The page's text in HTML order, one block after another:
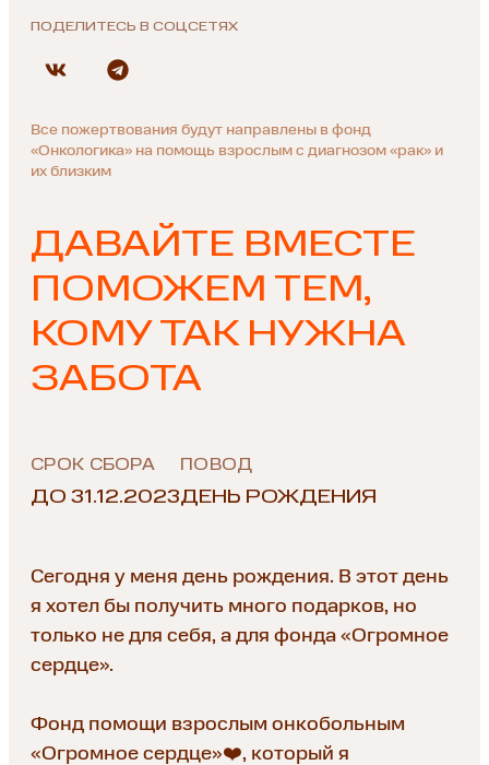
ПОДЕЛИТЕСЬ В СОЦСЕТЯХ
Все пожертвования будут направлены в фонд
«Онкологика» на помощь взрослым с диагнозом «рак» и
их близким
ДАВАЙТЕ ВМЕСТЕ
ПОМОЖЕМ ТЕМ,
КОМУ ТАК НУЖНА
ЗАБОТА
СРОК СБОРА
ДО 31.12.2023
ПОВОД
ДЕНЬ РОЖДЕНИЯ
Сегодня у меня день рождения. В этот день
я хотел бы получить много подарков, но
только не для себя, а для фонда «Огромное
сердце».
Фонд помощи взрослым онкобольным
«Огромное сердце»❤️, который я